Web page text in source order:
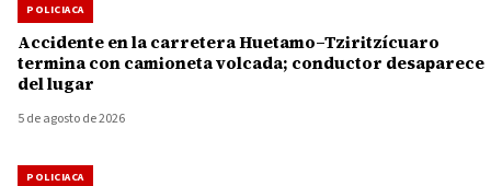
POLICIACA
Accidente en la carretera Huetamo–Tziritzícuaro
termina con camioneta volcada; conductor desaparece
del lugar
5 de agosto de 2026
POLICIACA